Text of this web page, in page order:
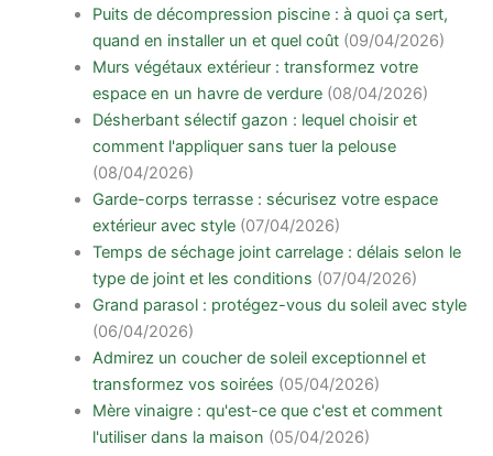
Puits de décompression piscine : à quoi ça sert,
quand en installer un et quel coût (09/04/2026)
Murs végétaux extérieur : transformez votre
espace en un havre de verdure (08/04/2026)
Désherbant sélectif gazon : lequel choisir et
comment l'appliquer sans tuer la pelouse
(08/04/2026)
Garde-corps terrasse : sécurisez votre espace
extérieur avec style (07/04/2026)
Temps de séchage joint carrelage : délais selon le
type de joint et les conditions (07/04/2026)
Grand parasol : protégez-vous du soleil avec style
(06/04/2026)
Admirez un coucher de soleil exceptionnel et
transformez vos soirées (05/04/2026)
Mère vinaigre : qu'est-ce que c'est et comment
l'utiliser dans la maison (05/04/2026)